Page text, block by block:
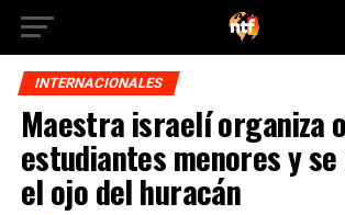
INTERNACIONALES
Maestra israelí organiza
estudiantes menores y
el ojo del huracán